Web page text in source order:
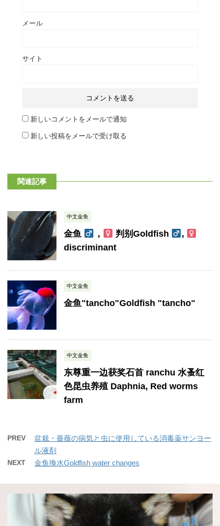
メール
サイト
新しいコメントをメールで通知
新しい投稿をメールで受け取る
関連記事
中文金鱼
金鱼 ， 判别Goldfish
,
discriminant
中文金鱼
金鱼"tancho"Goldfish "tancho"
中文金鱼
东尊重一边获奖石首 ranchu 水蚤红
色昆虫养殖 Daphnia, Red worms
farm
PREV
盆栽・薔薇の病気と虫に使用している消毒薬サンヨー
ル液剤
NEXT 金鱼換水Goldfish water changes